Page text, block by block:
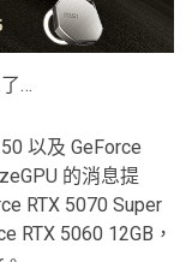
…
以及 GeForce
的消息提
RTX 5070 Super
RTX 5060 12GB，